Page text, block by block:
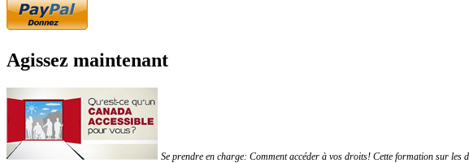
Agissez maintenant
Se prendre en charge: Comment accéder à vos droits! Cette formation sur